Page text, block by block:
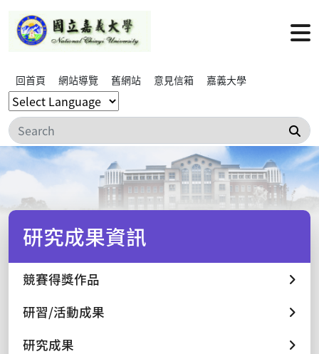
回首頁 網站導覽 舊網站 意見信箱 嘉義大學
搜
研究成果資訊
競賽得獎作品
研習/活動成果
研究成果